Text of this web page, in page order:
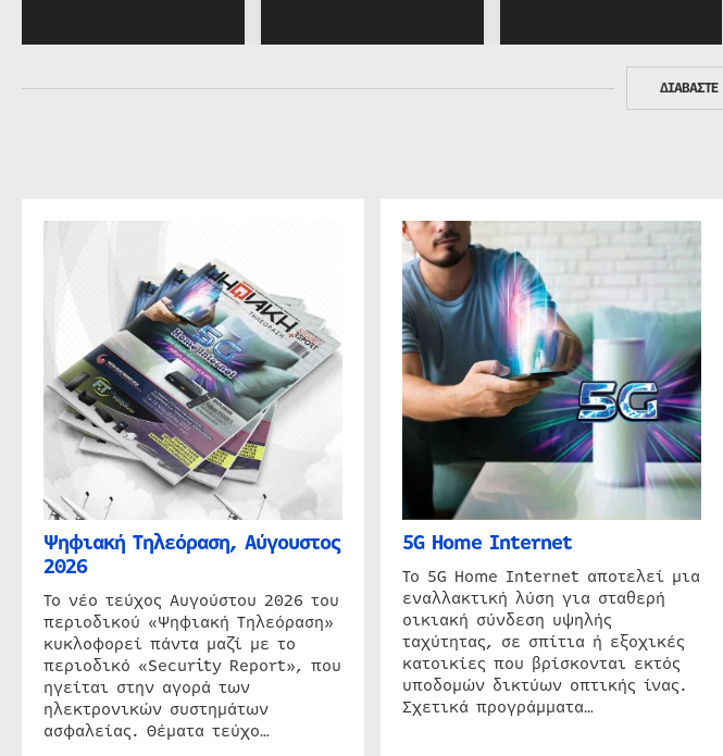
ΔΙΑΒΑΣΤΕ
Ψηφιακή Τηλεόραση, Αύγουστος
2026
Το νέο τεύχος Αυγούστου 2026 του
περιοδικού «Ψηφιακή Τηλεόραση»
κυκλοφορεί πάντα μαζί με το
περιοδικό «Security Report», που
ηγείται στην αγορά των
ηλεκτρονικών συστημάτων
ασφαλείας. Θέματα τεύχο…
5G Home Internet
Το 5G Home Internet αποτελεί μια
εναλλακτική λύση για σταθερή
οικιακή σύνδεση υψηλής
ταχύτητας, σε σπίτια ή εξοχικές
κατοικίες που βρίσκονται εκτός
υποδομών δικτύων οπτικής ίνας.
Σχετικά προγράμματα…